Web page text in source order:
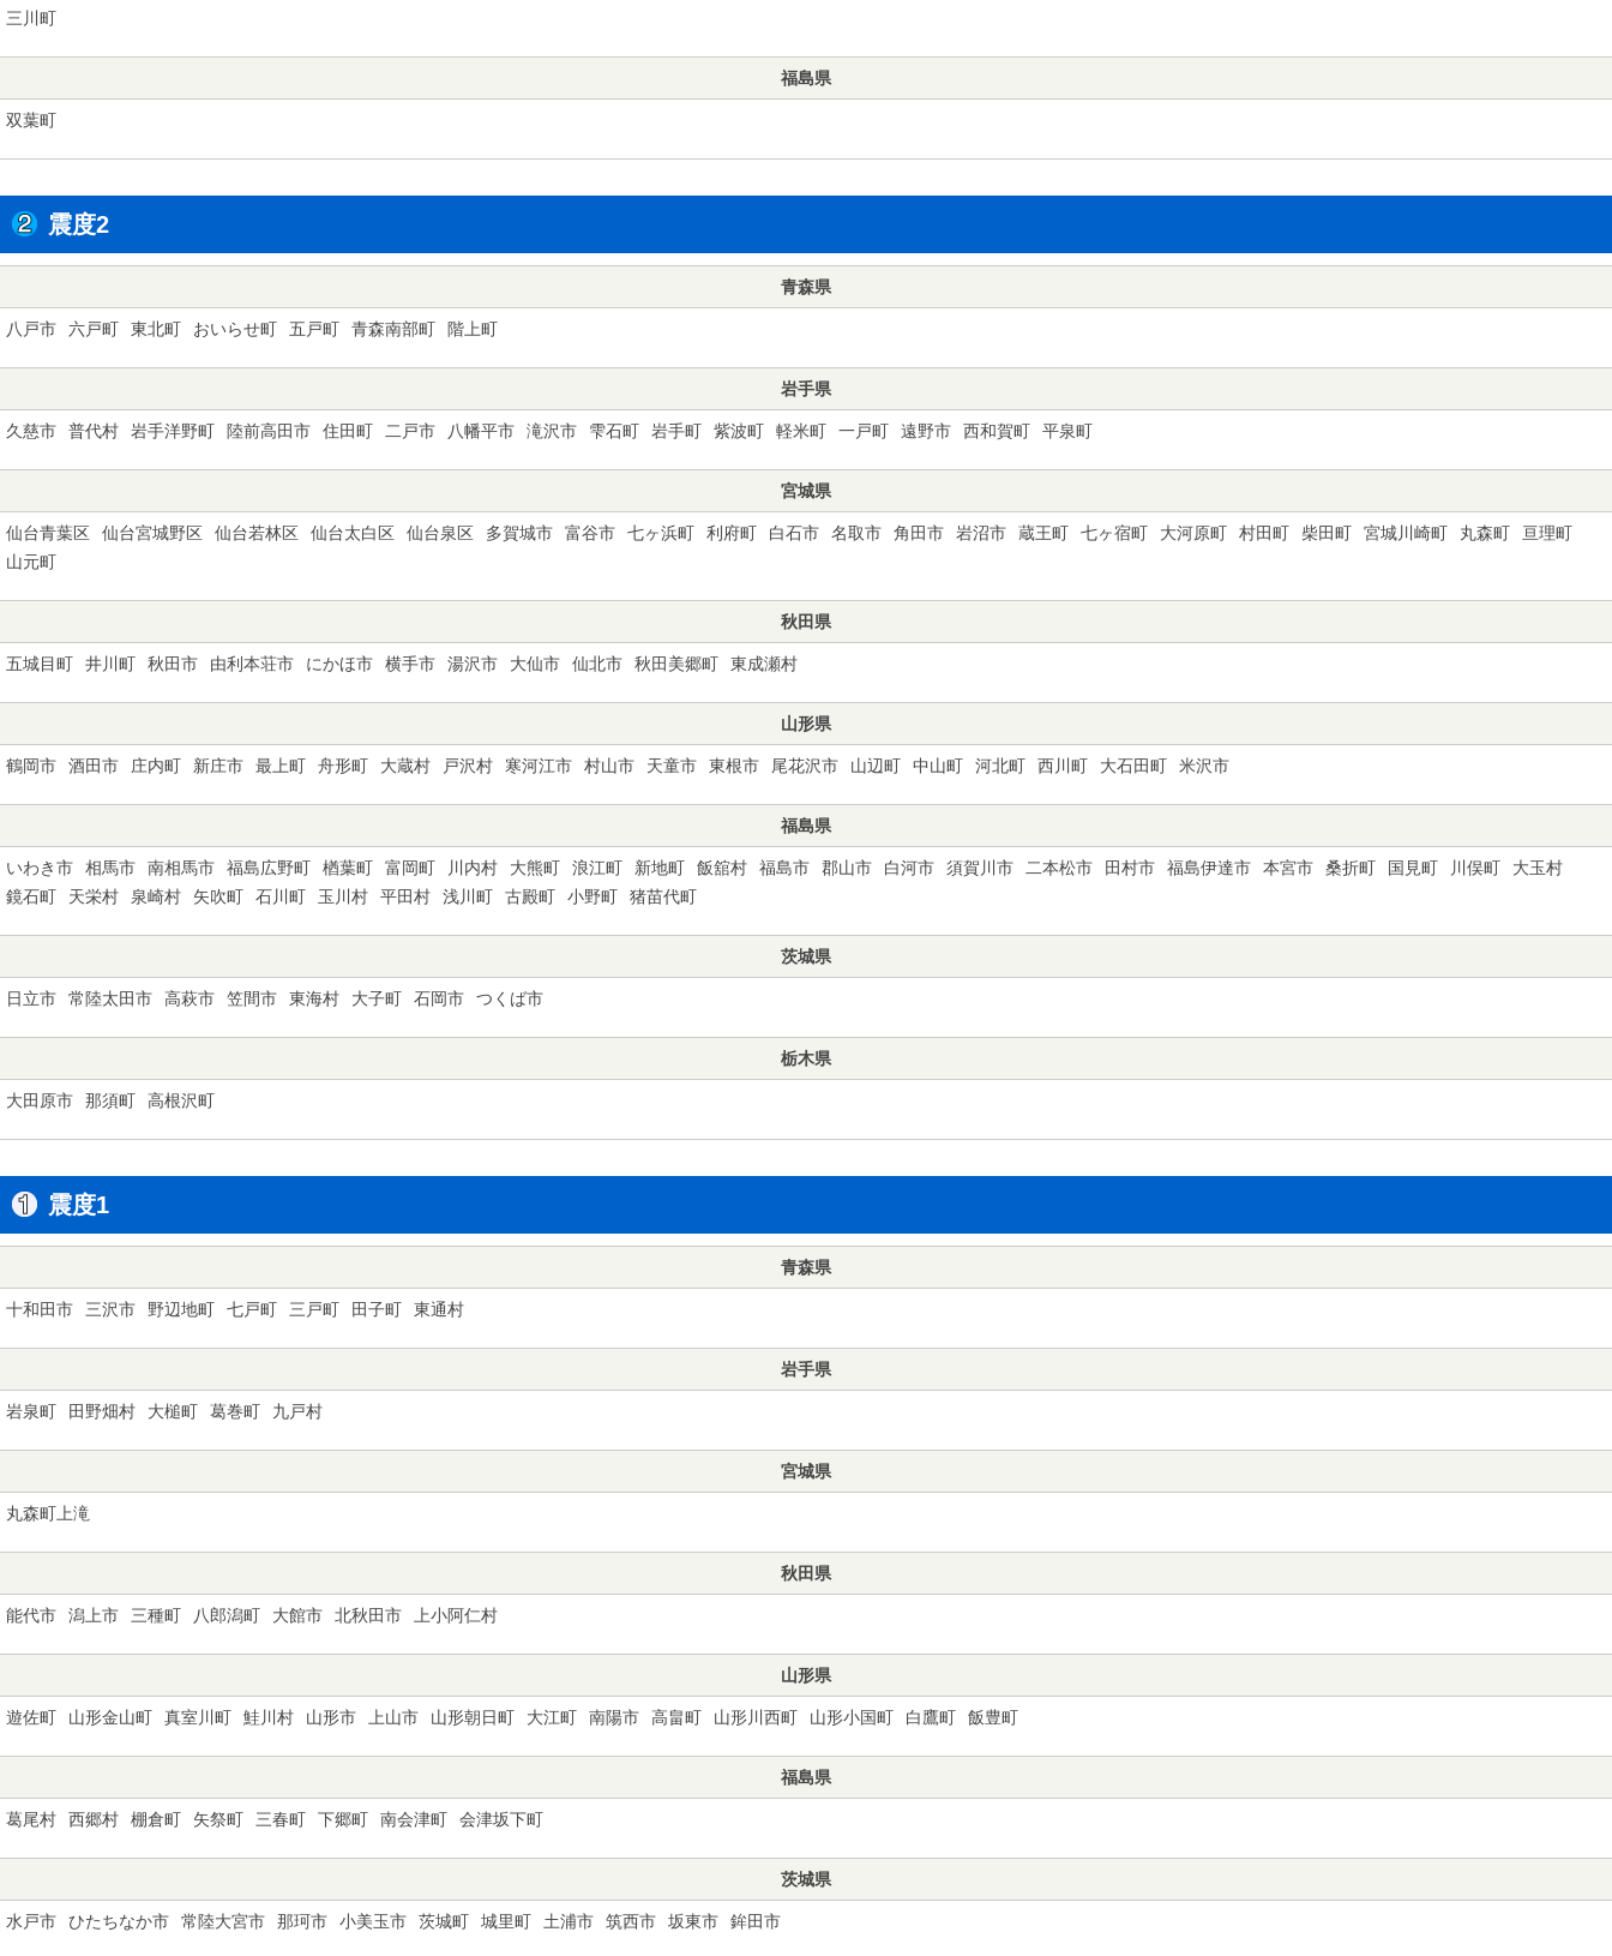
三川町
福島県
双葉町
震度2
青森県
八戸市 六戸町 東北町 おいらせ町 五戸町 青森南部町 階上町
岩手県
久慈市 普代村 岩手洋野町 陸前高田市 住田町 二戸市 八幡平市 滝沢市 雫石町 岩手町 紫波町 軽米町 一戸町 遠野市 西和賀町 平泉町
宮城県
仙台青葉区 仙台宮城野区 仙台若林区 仙台太白区 仙台泉区 多賀城市 富谷市 七ヶ浜町 利府町 白石市 名取市 角田市 岩沼市 蔵王町 七ヶ宿町 大河原町 村田町 柴田町 宮城川崎町 丸森町
亘理町
山元町
秋田県
五城目町 井川町 秋田市 由利本荘市 にかほ市 横手市 湯沢市 大仙市 仙北市 秋田美郷町 東成瀬村
山形県
鶴岡市 酒田市 庄内町 新庄市 最上町 舟形町 大蔵村 戸沢村 寒河江市 村山市 天童市 東根市 尾花沢市 山辺町 中山町 河北町 西川町 大石田町 米沢市
福島県
いわき市 相馬市 南相馬市 福島広野町 楢葉町 富岡町 川内村 大熊町 浪江町 新地町 飯舘村 福島市 郡山市 白河市 須賀川市 二本松市 田村市 福島伊達市 本宮市 桑折町 国見町 川俣町
大玉村
鏡石町
天栄村 泉崎村 矢吹町 石川町 玉川村 平田村 浅川町 古殿町 小野町 猪苗代町
茨城県
日立市 常陸太田市 高萩市 笠間市 東海村 大子町 石岡市 つくば市
栃木県
大田原市 那須町 高根沢町
震度1
青森県
十和田市 三沢市 野辺地町 七戸町 三戸町 田子町 東通村
岩手県
岩泉町 田野畑村 大槌町 葛巻町 九戸村
宮城県
丸森町上滝
秋田県
能代市 潟上市 三種町 八郎潟町 大館市 北秋田市 上小阿仁村
山形県
遊佐町 山形金山町 真室川町 鮭川村 山形市 上山市 山形朝日町 大江町 南陽市 高畠町 山形川西町 山形小国町 白鷹町 飯豊町
福島県
葛尾村 西郷村 棚倉町 矢祭町 三春町 下郷町 南会津町 会津坂下町
茨城県
水戸市 ひたちなか市 常陸大宮市 那珂市 小美玉市 茨城町 城里町 土浦市 筑西市 坂東市 鉾田市